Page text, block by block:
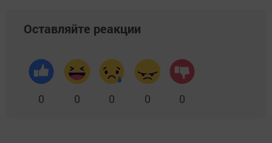
Оставляйте реакции
0 0 0 0 0